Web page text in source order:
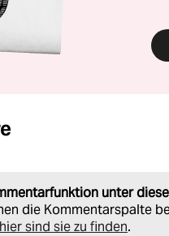
unter
die Kommentarspalte
hier sind sie zu finden.